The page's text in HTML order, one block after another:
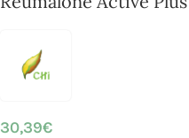
30,39€